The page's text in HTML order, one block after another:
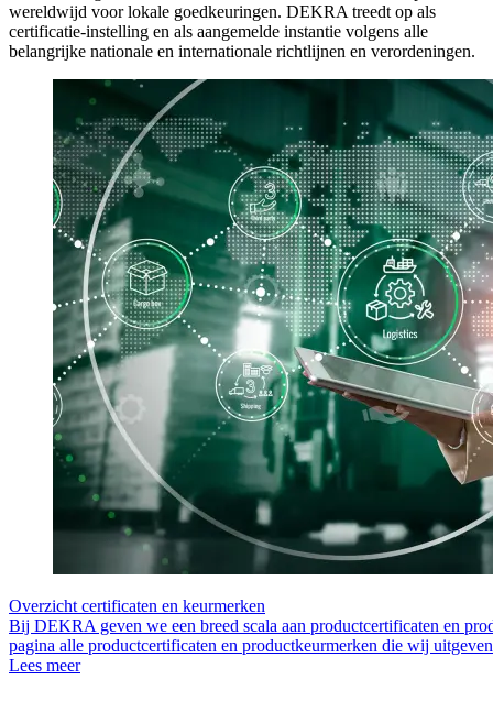
wereldwijd voor lokale goedkeuringen. DEKRA treedt op als
certificatie-instelling en als aangemelde instantie volgens alle
belangrijke nationale en internationale richtlijnen en verordeningen.
Overzicht certificaten en keurmerken
Bij DEKRA geven we een breed scala aan productcertificaten en
pagina alle productcertificaten en productkeurmerken die wij
Lees meer